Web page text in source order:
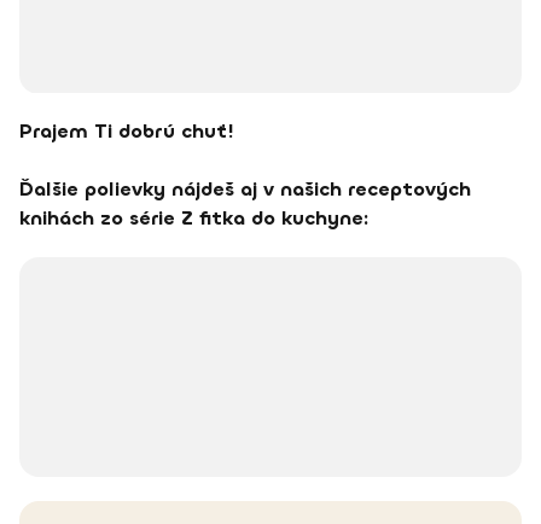
Prajem Ti dobrú chuť!
Ďalšie polievky nájdeš aj v našich receptových
knihách zo série Z fitka do kuchyne: